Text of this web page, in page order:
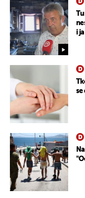
i
se